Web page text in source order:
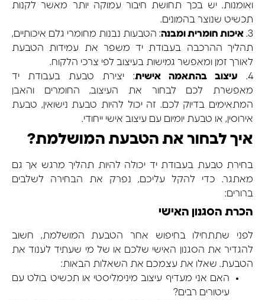
ואומנות. יש בכך תחושת חיבור עמוקה יותר מאשר לקנות
תכשיט שנוצר בהמונים.
3. איכות חומרית ומבנה: הטבעות נבנות מחומרי גלם איכותיים,
תהליך ההרכבה בעבודת יד משפר את עמידות הטבעת
לאורך זמן ומאפשר גמישות בעיצוב לפי צרכי הלקוח.
4.
עיצוב בהתאמה אישית: יצירת טבעת בעבודת יד
מאפשרת לכם לבחור את העיצוב, החומרים והאבן
המתאימים בדיוק לכם. זה יכול להיות טבעת נישואין, טבעת
אירוסין, או טבעת יומיום עם עיצוב אישי ייחודי.
איך לבחור את הטבעת המושלמת?
בחירת טבעת בעבודת יד יכולה להיות תהליך מרגש אך גם
מאתגר. כדי להקל עליכם, נפרק את הבחירה לשלבים
ברורים:
הכרת הסגנון האישי
לפני שתתחילו בחיפוש אחר הטבעת המושלמת, חשוב
להגדיר את הסגנון האישי שלכם או של מי שעתיד לענוד את
הטבעת. שאלו את עצמכם את השאלות הבאות:
האם אני מעדיף עיצוב מינימליסטי או תכשיט בולט עם
עיטורים רבים?